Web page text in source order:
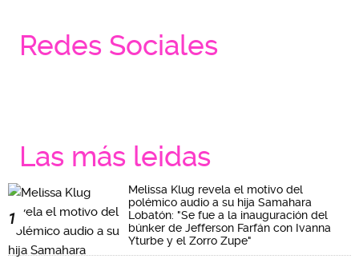
Redes Sociales
Las más leidas
1
Melissa Klug revela el motivo del
polémico audio a su hija Samahara
Lobatón: "Se fue a la inauguración del
búnker de Jefferson Farfán con Ivanna
Yturbe y el Zorro Zupe"